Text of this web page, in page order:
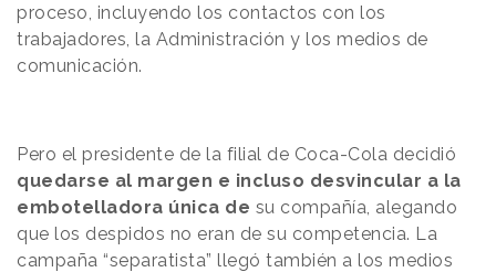
proceso, incluyendo los contactos con los
trabajadores, la Administración y los medios de
comunicación.
Pero el presidente de la filial de Coca-Cola decidió
quedarse al margen e incluso desvincular a la
embotelladora única de su compañía, alegando
que los despidos no eran de su competencia. La
campaña “separatista” llegó también a los medios